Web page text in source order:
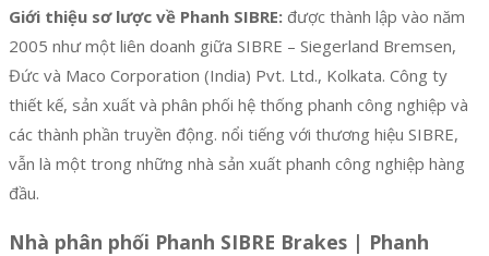
Giới thiệu sơ lược về Phanh SIBRE: được thành lập vào năm
2005 như một liên doanh giữa SIBRE – Siegerland Bremsen,
Đức và Maco Corporation (India) Pvt. Ltd., Kolkata. Công ty
thiết kế, sản xuất và phân phối hệ thống phanh công nghiệp và
các thành phần truyền động. nổi tiếng với thương hiệu SIBRE,
vẫn là một trong những nhà sản xuất phanh công nghiệp hàng
đầu.
Nhà phân phối Phanh SIBRE Brakes | Phanh